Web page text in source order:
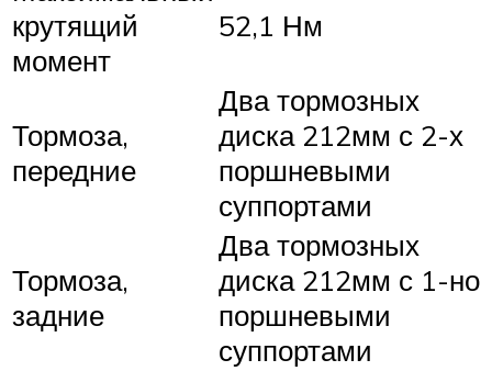
крутящий
момент
52,1 Нм
Тормоза,
передние
Два тормозных
диска 212мм с 2-х
поршневыми
суппортами
Тормоза,
задние
Два тормозных
диска 212мм с 1-но
поршневыми
суппортами